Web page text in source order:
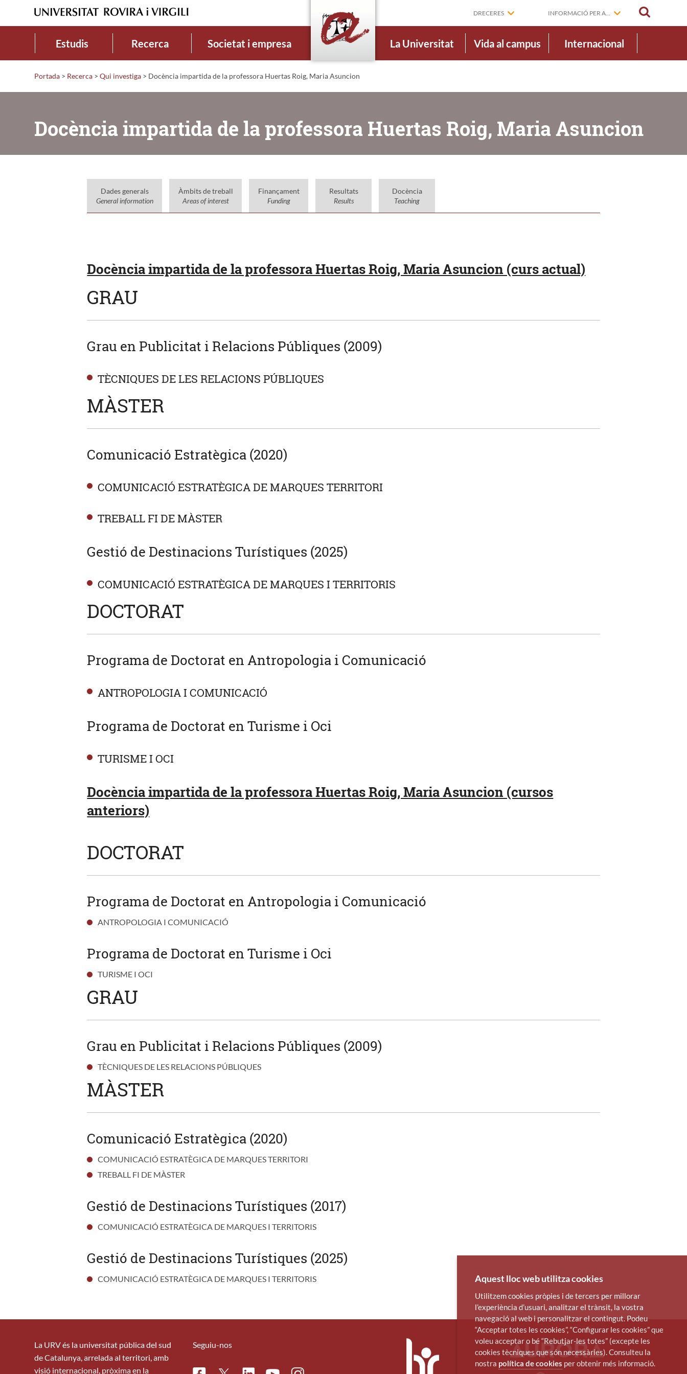
DRECERES INFORMACIÓ PER A...
Estudis Recerca Societat i empresa La Universitat Vida al campus Internacional
Portada > Recerca > Qui investiga > Docència impartida de la professora Huertas Roig, Maria Asuncion
Docència impartida de la professora Huertas Roig, Maria Asuncion
Dades generals
General information
Àmbits de treball
Areas of interest
Finançament
Funding
Resultats
Results
Docència
Teaching
Docència impartida de la professora Huertas Roig, Maria Asuncion (curs actual)
GRAU
Grau en Publicitat i Relacions Públiques (2009)
TÈCNIQUES DE LES RELACIONS PÚBLIQUES
MÀSTER
Comunicació Estratègica (2020)
COMUNICACIÓ ESTRATÈGICA DE MARQUES TERRITORI
TREBALL FI DE MÀSTER
Gestió de Destinacions Turístiques (2025)
COMUNICACIÓ ESTRATÈGICA DE MARQUES I TERRITORIS
DOCTORAT
Programa de Doctorat en Antropologia i Comunicació
ANTROPOLOGIA I COMUNICACIÓ
Programa de Doctorat en Turisme i Oci
TURISME I OCI
Docència impartida de la professora Huertas Roig, Maria Asuncion (cursos
anteriors)
DOCTORAT
Programa de Doctorat en Antropologia i Comunicació
ANTROPOLOGIA I COMUNICACIÓ
Programa de Doctorat en Turisme i Oci
TURISME I OCI
GRAU
Grau en Publicitat i Relacions Públiques (2009)
TÈCNIQUES DE LES RELACIONS PÚBLIQUES
MÀSTER
Comunicació Estratègica (2020)
COMUNICACIÓ ESTRATÈGICA DE MARQUES TERRITORI
TREBALL FI DE MÀSTER
Gestió de Destinacions Turístiques (2017)
COMUNICACIÓ ESTRATÈGICA DE MARQUES I TERRITORIS
Gestió de Destinacions Turístiques (2025)
COMUNICACIÓ ESTRATÈGICA DE MARQUES I TERRITORIS
La URV és la universitat pública del sud
de Catalunya, arrelada al territori, amb
visió internacional, pròxima en la
Seguiu-nos
Aquest lloc web utilitza cookies
Utilitzem cookies pròpies i de tercers per millorar
l’experiència d’usuari, analitzar el trànsit, la vostra
navegació al web i personalitzar el contingut. Podeu
“Acceptar totes les cookies”, “Configurar les cookies” que
voleu acceptar o bé “Rebutjar-les totes” (excepte les
cookies tècniques que són necessàries). Consulteu la
nostra política de cookies per obtenir més informació.